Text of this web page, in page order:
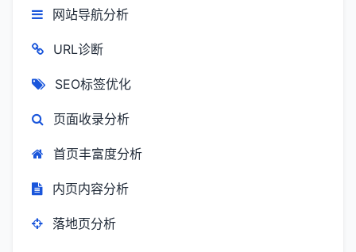
网站导航分析
URL诊断
SEO标签优化
页面收录分析
首页丰富度分析
内页内容分析
落地页分析